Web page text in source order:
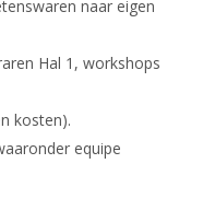
naar eigen
Hal 1, workshops
kosten).
equipe